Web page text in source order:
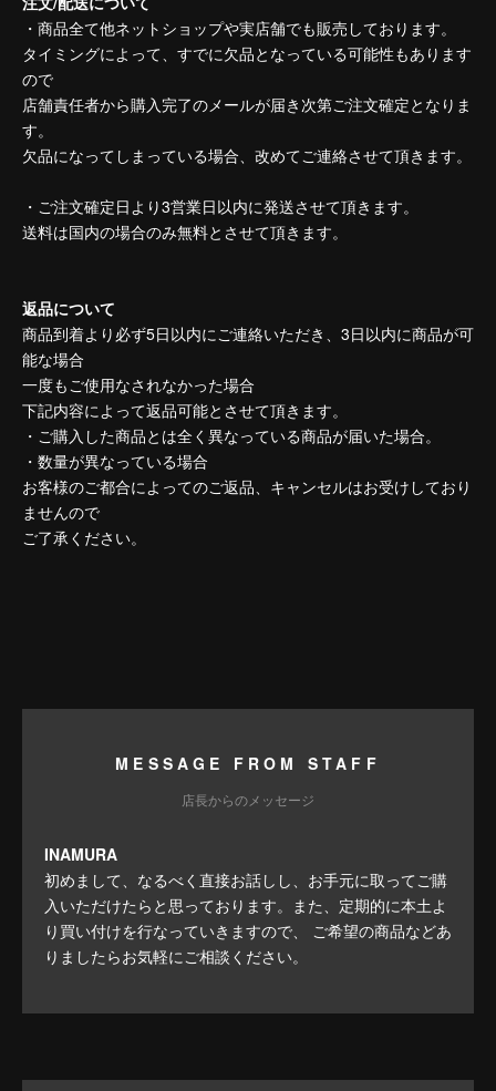
・商品全て他ネットショップや実店舗でも販売しております。
タイミングによって、すでに欠品となっている可能性もあります
ので
店舗責任者から購入完了のメールが届き次第ご注文確定となりま
す。
欠品になってしまっている場合、改めてご連絡させて頂きます。
・ご注文確定日より3営業日以内に発送させて頂きます。
送料は国内の場合のみ無料とさせて頂きます。
返品について
商品到着より必ず5日以内にご連絡いただき、3日以内に商品が可
能な場合
一度もご使用なされなかった場合
下記内容によって返品可能とさせて頂きます。
・ご購入した商品とは全く異なっている商品が届いた場合。
・数量が異なっている場合
お客様のご都合によってのご返品、キャンセルはお受けしており
ませんので
ご了承ください。
MESSAGE FROM STAFF
店長からのメッセージ
INAMURA
初めまして、なるべく直接お話しし、お手元に取ってご購
入いただけたらと思っております。また、定期的に本土よ
り買い付けを行なっていきますので、 ご希望の商品などあ
りましたらお気軽にご相談ください。